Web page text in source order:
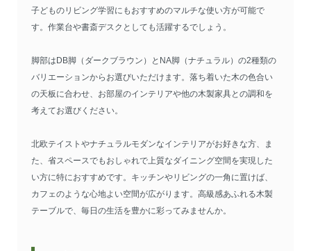
子どものリビング学習にもおすすめのマルチな使い方が可能で
す。作業台や書斎デスクとしても活躍するでしょう。
脚部はDB脚（ダークブラウン）とNA脚（ナチュラル）の2種類の
バリエーションからお選びいただけます。落ち着いた木の色合い
の天板に合わせ、お部屋のインテリアや他の木製家具との調和を
考えてお選びください。
北欧テイストやナチュラルモダンなインテリアがお好きな方、ま
た、省スペースでもおしゃれで上質なダイニング空間を実現した
い方に特におすすめです。キッチンやリビングの一角に置けば、
カフェのような心地よい空間が広がります。高級感あふれる木製
テーブルで、毎日の生活を豊かに彩ってみませんか。